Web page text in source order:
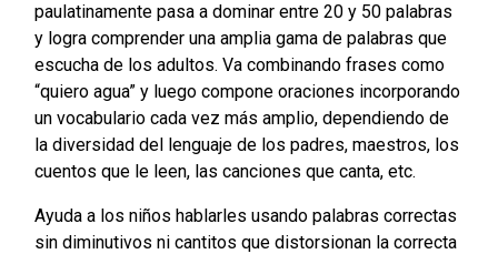
paulatinamente pasa a dominar entre 20 y 50 palabras
y logra comprender una amplia gama de palabras que
escucha de los adultos. Va combinando frases como
“quiero agua” y luego compone oraciones incorporando
un vocabulario cada vez más amplio, dependiendo de
la diversidad del lenguaje de los padres, maestros, los
cuentos que le leen, las canciones que canta, etc.
Ayuda a los niños hablarles usando palabras correctas
sin diminutivos ni cantitos que distorsionan la correcta